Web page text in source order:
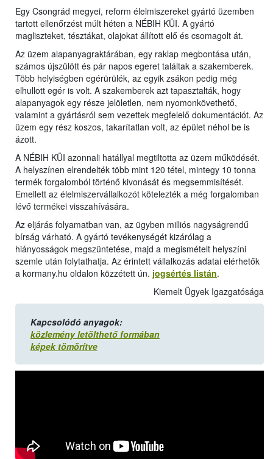
Egy Csongrád megyei, reform élelmiszereket gyártó üzemben
tartott ellenőrzést múlt héten a NÉBIH KÜI. A gyártó
magliszteket, tésztákat, olajokat állított elő és csomagolt át.
Az üzem alapanyagraktárában, egy raklap megbontása után,
számos újszülött és pár napos egeret találtak a szakemberek.
Több helyiségben egérürülék, az egyik zsákon pedig még
elhullott egér is volt. A szakemberek azt tapasztalták, hogy
alapanyagok egy része jelöletlen, nem nyomonkövethető,
valamint a gyártásról sem vezettek megfelelő dokumentációt. Az
üzem egy rész koszos, takarítatlan volt, az épület néhol be is
ázott.
A NÉBIH KÜI azonnali hatállyal megtiltotta az üzem működését.
A helyszínen elrendelték több mint 120 tétel, mintegy 10 tonna
termék forgalomból történő kivonását és megsemmisítését.
Emellett az élelmiszervállalkozót kötelezték a még forgalomban
lévő termékei visszahívására.
Az eljárás folyamatban van, az ügyben milliós nagyságrendű
bírság várható. A gyártó tevékenységét kizárólag a
hiányosságok megszüntetése, majd a megismételt helyszíni
szemle után folytathatja. Az érintett vállalkozás adatai elérhetők
a kormany.hu oldalon közzétett ún. jogsértés listán.
Kiemelt Ügyek Igazgatósága
Kapcsolódó anyagok:
közlemény letölthető formában
képek tömörítve